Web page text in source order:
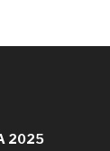
2025